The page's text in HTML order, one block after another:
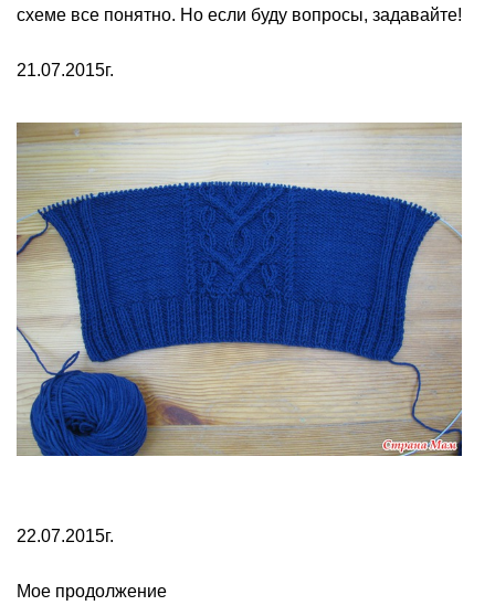
схеме все понятно. Но если буду вопросы, задавайте!
21.07.2015г.
22.07.2015г.
Мое продолжение